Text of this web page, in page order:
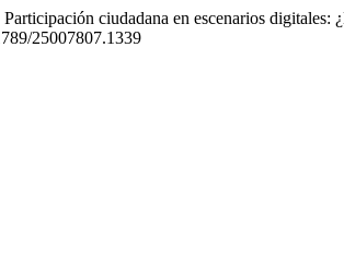
ciudadana en escenarios digitales:
25007807.1339